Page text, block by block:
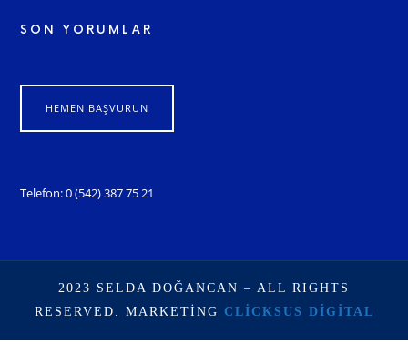
SON YORUMLAR
HEMEN BAŞVURUN
Telefon: 0 (542) 387 75 21
2023 SELDA DOĞANCAN – ALL RIGHTS
RESERVED. MARKETING CLICKSUS DIGITAL